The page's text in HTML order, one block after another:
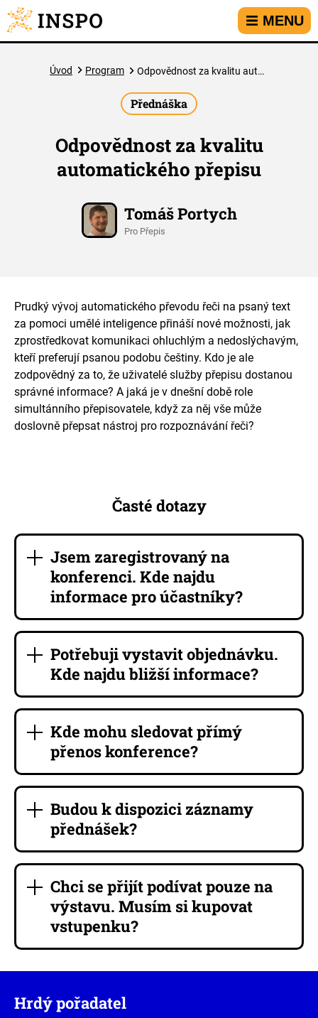
Přejít na hlavní menu
Přejít na obsah
Přejít na kontakt
MENU
Úvod Program Odpovědnost za kvalitu automatického přepisu
Přednáška
Odpovědnost za kvalitu
automatického přepisu
Tomáš Portych
Pro Přepis
Prudký vývoj automatického převodu řeči na psaný text
za pomoci umělé inteligence přináší nové možnosti, jak
zprostředkovat komunikaci ohluchlým a nedoslýchavým,
kteří preferují psanou podobu češtiny. Kdo je ale
zodpovědný za to, že uživatelé služby přepisu dostanou
správné informace? A jaká je v dnešní době role
simultánního přepisovatele, když za něj vše může
doslovně přepsat nástroj pro rozpoznávání řeči?
Časté dotazy
Jsem zaregistrovaný na
konferenci. Kde najdu
informace pro účastníky?
Potřebuji vystavit objednávku.
Kde najdu bližší informace?
Kde mohu sledovat přímý
přenos konference?
Budou k dispozici záznamy
přednášek?
Chci se přijít podívat pouze na
výstavu. Musím si kupovat
vstupenku?
Hrdý pořadatel